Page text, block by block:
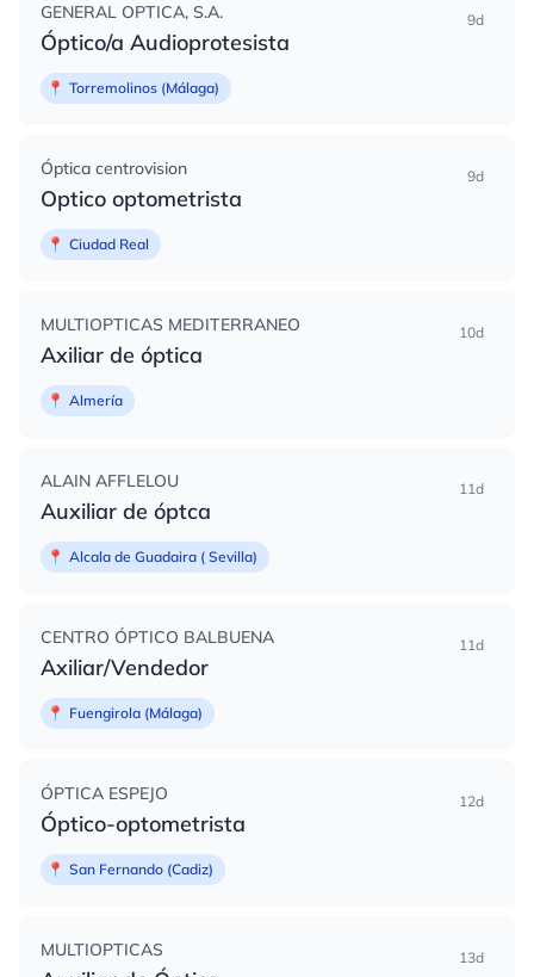
GENERAL OPTICA, S.A.
Óptico/a Audioprotesista
9d
📍 Torremolinos (Málaga)
Óptica centrovision
Optico optometrista
9d
📍 Ciudad Real
MULTIOPTICAS MEDITERRANEO
Axiliar de óptica
10d
📍 Almería
ALAIN AFFLELOU
Auxiliar de óptca
11d
📍 Alcala de Guadaira ( Sevilla)
CENTRO ÓPTICO BALBUENA
Axiliar/Vendedor
11d
📍 Fuengirola (Málaga)
ÓPTICA ESPEJO
Óptico-optometrista
12d
📍 San Fernando (Cadiz)
MULTIOPTICAS 13d